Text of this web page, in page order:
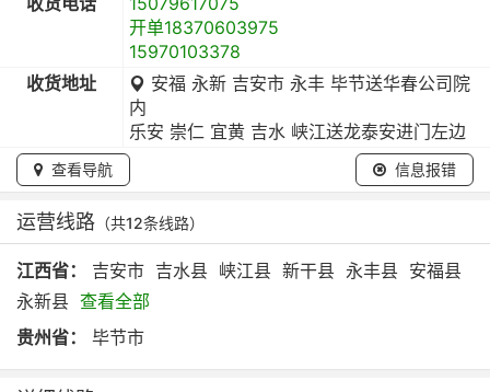
开单18370603975
15970103378
收货地址
安福 永新 吉安市 永丰 毕节送华春公司院
内
乐安 崇仁 宜黄 吉水 峡江送龙泰安进门左边
查看导航 信息报错
运营线路 （共12条线路）
江西省： 吉安市 吉水县 峡江县 新干县 永丰县 安福县
永新县 查看全部
贵州省：
毕节市